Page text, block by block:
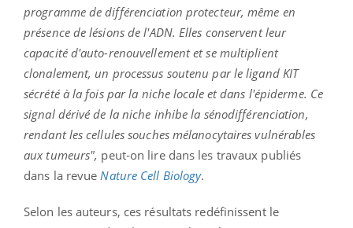
programme de différenciation protecteur, même en
présence de lésions de l'ADN. Elles conservent leur
capacité d'auto-renouvellement et se multiplient
clonalement, un processus soutenu par le ligand KIT
sécrété à la fois par la niche locale et dans l'épiderme. Ce
signal dérivé de la niche inhibe la sénodifférenciation,
rendant les cellules souches mélanocytaires vulnérables
aux tumeurs", peut-on lire dans les travaux publiés
dans la revue Nature Cell Biology.
Selon les auteurs, ces résultats redéfinissent le